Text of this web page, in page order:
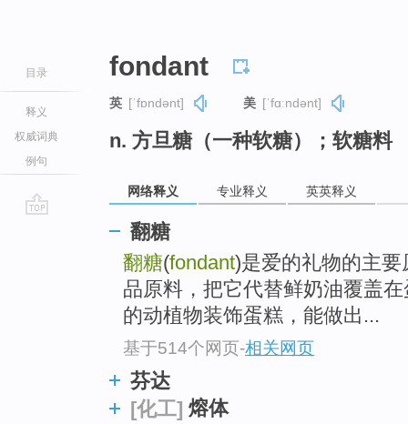
目录
释义
权威词典
例句
fondant
英 [ˈfɒndənt] 美 [ˈfɑːndənt]
n. 方旦糖（一种软糖）；软糖料
网络释义 专业释义 英英释义
翻糖
翻糖(fondant)是爱的礼物的主
品原料，把它代替鲜奶油覆盖
的动植物装饰蛋糕，能做出...
基于514个网页-相关网页
芬达
[化工] 熔体